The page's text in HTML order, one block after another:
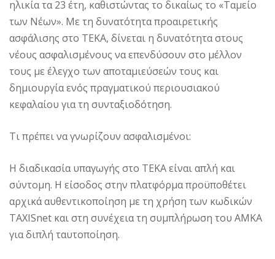
ηλικία τα 23 έτη, καθιστώντας το δικαίως το «Ταμείο
των Νέων». Με τη δυνατότητα προαιρετικής
ασφάλισης στο ΤΕΚΑ, δίνεται η δυνατότητα στους
νέους ασφαλισμένους να επενδύσουν στο μέλλον
τους με έλεγχο των αποταμιεύσεών τους και
δημιουργία ενός πραγματικού περιουσιακού
κεφαλαίου για τη συνταξιοδότηση.
Τι πρέπει να γνωρίζουν ασφαλισμένοι:
Η διαδικασία υπαγωγής στο ΤΕΚΑ είναι απλή και
σύντομη. Η είσοδος στην πλατφόρμα προϋποθέτει
αρχικά αυθεντικοποίηση με τη χρήση των κωδικών
TAXISnet και στη συνέχεια τη συμπλήρωση του ΑΜΚΑ
για διπλή ταυτοποίηση.